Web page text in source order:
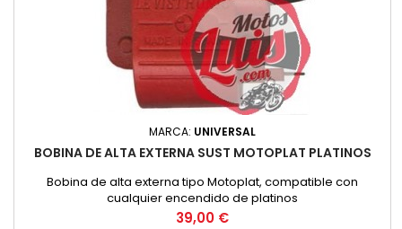
MARCA: UNIVERSAL
BOBINA DE ALTA EXTERNA SUST MOTOPLAT PLATINOS
Bobina de alta externa tipo Motoplat, compatible con
cualquier encendido de platinos
Precio
39,00 €